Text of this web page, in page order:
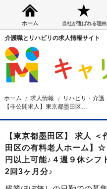
ホーム 当社が選ばれる理由
介護職とリハビリの求人情報サイト
ホーム 求人情報 リハビリ・介護
【東京都墨田区】 求人
田区の有料老人ホーム】
円以上可能♪４週９休シ
2回3ヶ月分♪